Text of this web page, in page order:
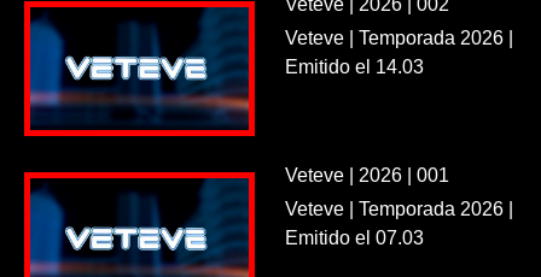
Veteve | 2026 | 002
Veteve | Temporada 2026 |
Emitido el 14.03
Veteve | 2026 | 001
Veteve | Temporada 2026 |
Emitido el 07.03